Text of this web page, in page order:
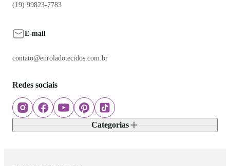
(19) 99823-7783
E-mail
contato@enroladotecidos.com.br
Redes sociais
Categorias